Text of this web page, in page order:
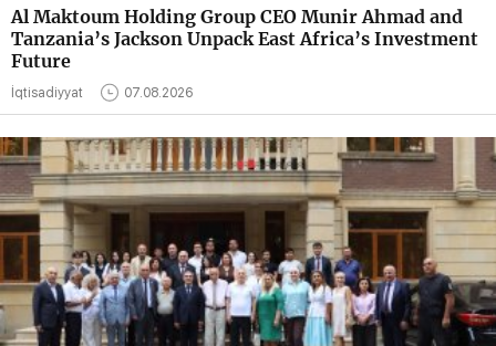
Al Maktoum Holding Group CEO Munir Ahmad and
Tanzania’s Jackson Unpack East Africa’s Investment
Future
İqtisadiyyat 07.08.2026